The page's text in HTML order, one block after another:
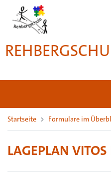
Startseite Formulare im
LAGEPLAN